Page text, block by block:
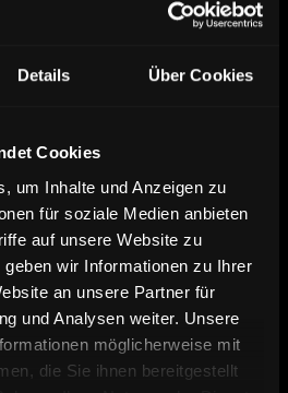
Details Über Cookies
Cookies
um Inhalte und Anzeigen zu
für soziale Medien anbieten
auf unsere Website zu
wir Informationen zu Ihrer
an unsere Partner für
und Analysen weiter. Unsere
möglicherweise mit
die Sie ihnen bereitgestellt
und das
dem
zur
Mit
er
erreichen.